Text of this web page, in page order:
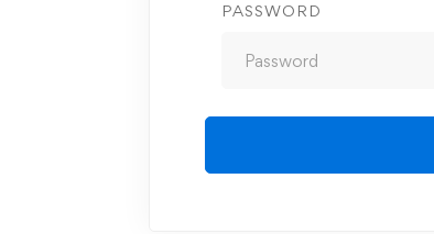
PASSWORD